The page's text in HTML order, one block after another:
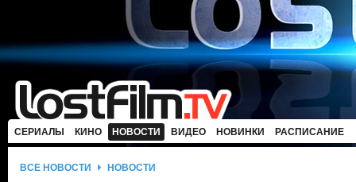
СЕРИАЛЫ КИНО НОВОСТИ ВИДЕО НОВИНКИ РАСПИСАНИЕ
ВСЕ НОВОСТИ НОВОСТИ